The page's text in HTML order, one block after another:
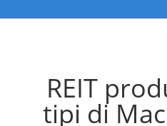
REIT
tipi di